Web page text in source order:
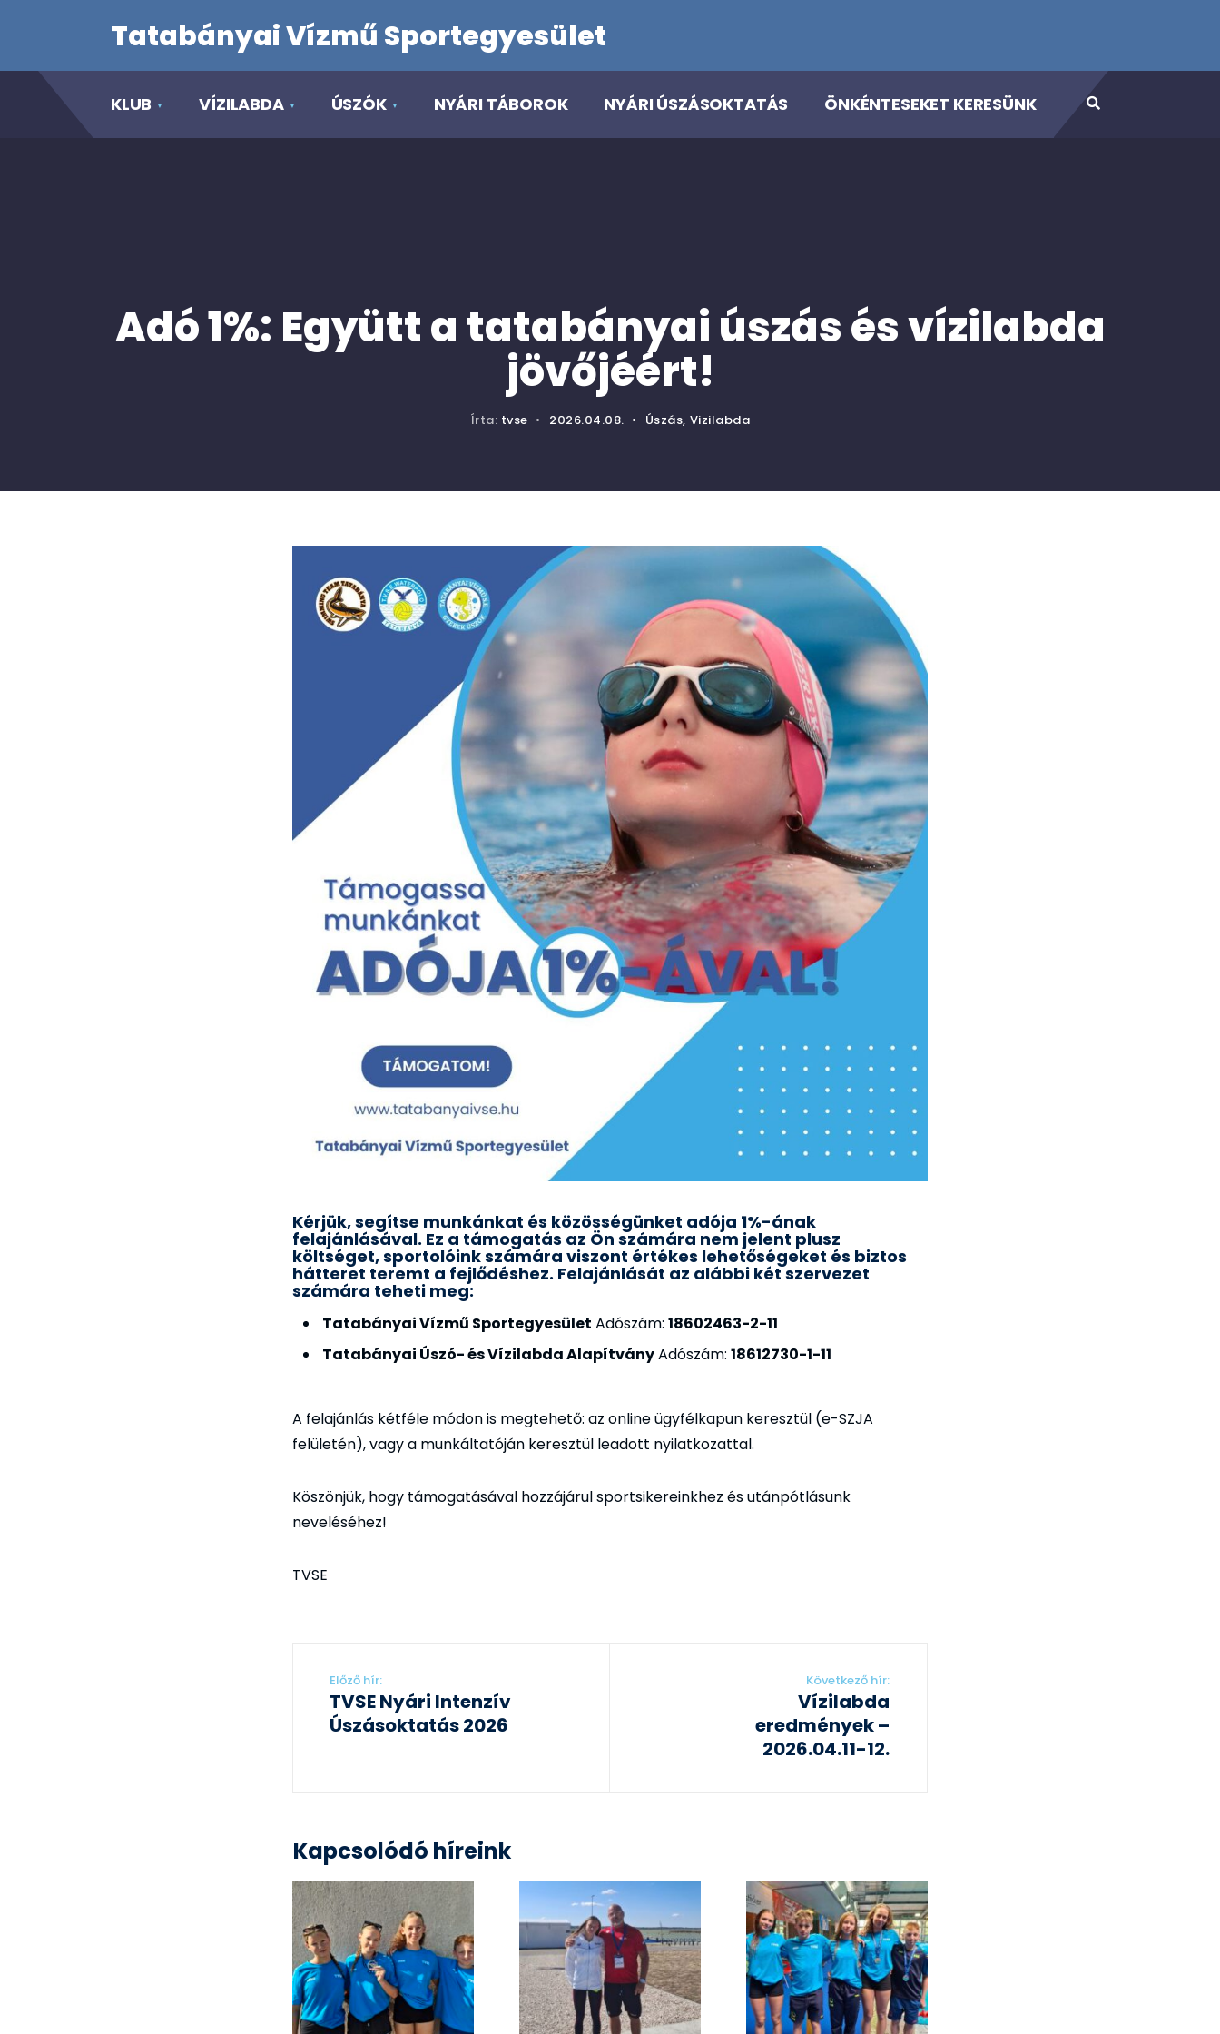
Tatabányai Vízmű Sportegyesület
KLUB VÍZILABDA ÚSZÓK NYÁRI TÁBOROK NYÁRI ÚSZÁSOKTATÁS ÖNKÉNTESEKET KERESÜNK
Adó 1%: Együtt a tatabányai úszás és vízilabda
jövőjéért!
Írta: tvse • 2026.04.08. • Úszás, Vizilabda
Kérjük, segítse munkánkat és közösségünket adója 1%-ának
felajánlásával. Ez a támogatás az Ön számára nem jelent plusz
költséget, sportolóink számára viszont értékes lehetőségeket és biztos
hátteret teremt a fejlődéshez. Felajánlását az alábbi két szervezet
számára teheti meg:
Tatabányai Vízmű Sportegyesület Adószám: 18602463-2-11
Tatabányai Úszó- és Vízilabda AlapítványAdószám: 18612730-1-11
A felajánlás kétféle módon is megtehető: az online ügyfélkapun keresztül (e-SZJA
felületén), vagy a munkáltatóján keresztül leadott nyilatkozattal.
Köszönjük, hogy támogatásával hozzájárul sportsikereinkhez és utánpótlásunk
neveléséhez!
TVSE
Előző hír:
TVSE Nyári Intenzív
Úszásoktatás 2026
Következő hír:
Vízilabda
eredmények –
2026.04.11-12.
Kapcsolódó híreink